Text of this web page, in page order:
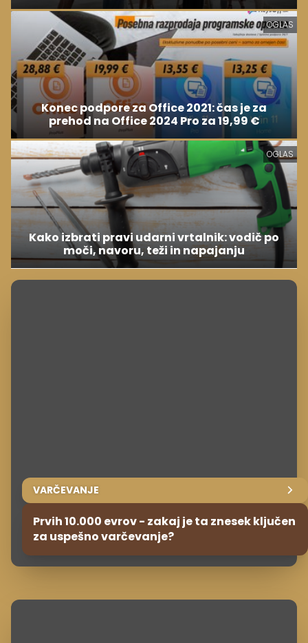
OGLAS
Konec podpore za Office 2021: čas je za
prehod na Office 2024 Pro za 19,99 €
OGLAS
Kako izbrati pravi udarni vrtalnik: vodič po
moči, navoru, teži in napajanju
VARČEVANJE
Prvih 10.000 evrov - zakaj je ta znesek ključen
za uspešno varčevanje?